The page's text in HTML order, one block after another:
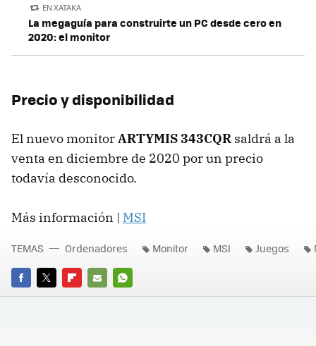
EN XATAKA
La megaguía para construirte un PC desde cero en
2020: el monitor
Precio y disponibilidad
El nuevo monitorARTYMIS 343CQR saldrá a la
venta en diciembre de 2020 por un precio
todavía desconocido.
Más información | MSI
FACEBOOK
TWITTERFLIPBOARD
E-
WHATSAPP
TEMAS Ordenadores Monitor MSI Juegos